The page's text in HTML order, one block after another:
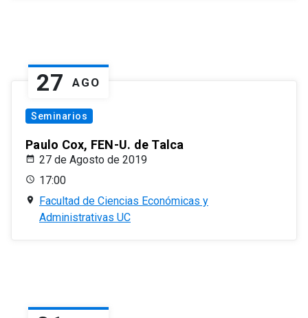
27 AGO
Seminarios
Paulo Cox, FEN-U. de Talca
27 de Agosto de 2019
17:00
Facultad de Ciencias Económicas y
Administrativas UC